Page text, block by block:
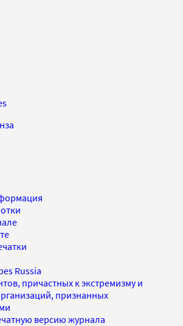
Russia
причастных к экстремизму и
признанных
версию журнала